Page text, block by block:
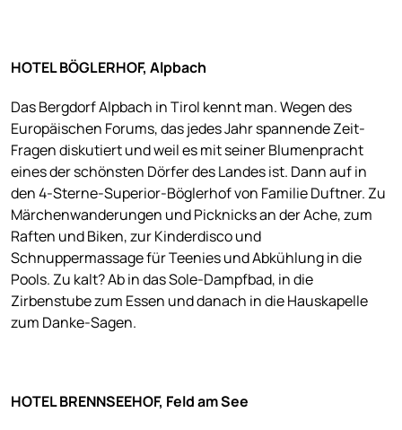
HOTEL BÖGLERHOF, Alpbach
Das Bergdorf Alpbach in Tirol kennt man. Wegen des
Europäischen Forums, das jedes Jahr spannende Zeit-
Fragen diskutiert und weil es mit seiner Blumenpracht
eines der schönsten Dörfer des Landes ist. Dann auf in
den 4-Sterne-Superior-Böglerhof von Familie Duftner. Zu
Märchenwanderungen und Picknicks an der Ache, zum
Raften und Biken, zur Kinderdisco und
Schnuppermassage für Teenies und Abkühlung in die
Pools. Zu kalt? Ab in das Sole-Dampfbad, in die
Zirbenstube zum Essen und danach in die Hauskapelle
zum Danke-Sagen.
HOTEL BRENNSEEHOF, Feld am See